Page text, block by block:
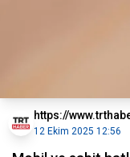
https://
12 Ekim 2025 12:56